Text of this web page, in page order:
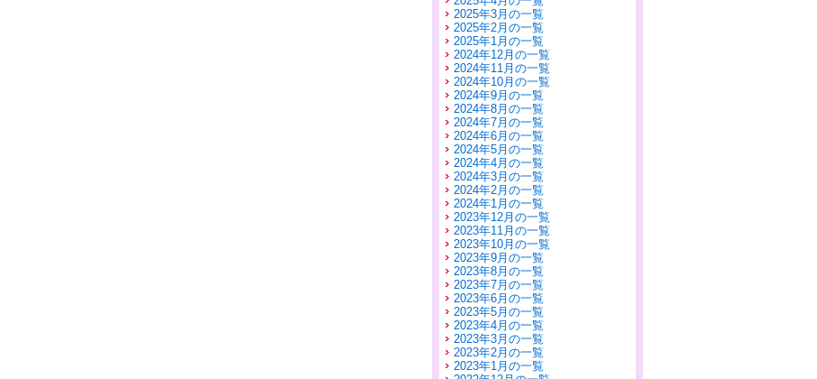
2025年3月の一覧
2025年2月の一覧
2025年1月の一覧
2024年12月の一覧
2024年11月の一覧
2024年10月の一覧
2024年9月の一覧
2024年8月の一覧
2024年7月の一覧
2024年6月の一覧
2024年5月の一覧
2024年4月の一覧
2024年3月の一覧
2024年2月の一覧
2024年1月の一覧
2023年12月の一覧
2023年11月の一覧
2023年10月の一覧
2023年9月の一覧
2023年8月の一覧
2023年7月の一覧
2023年6月の一覧
2023年5月の一覧
2023年4月の一覧
2023年3月の一覧
2023年2月の一覧
2023年1月の一覧